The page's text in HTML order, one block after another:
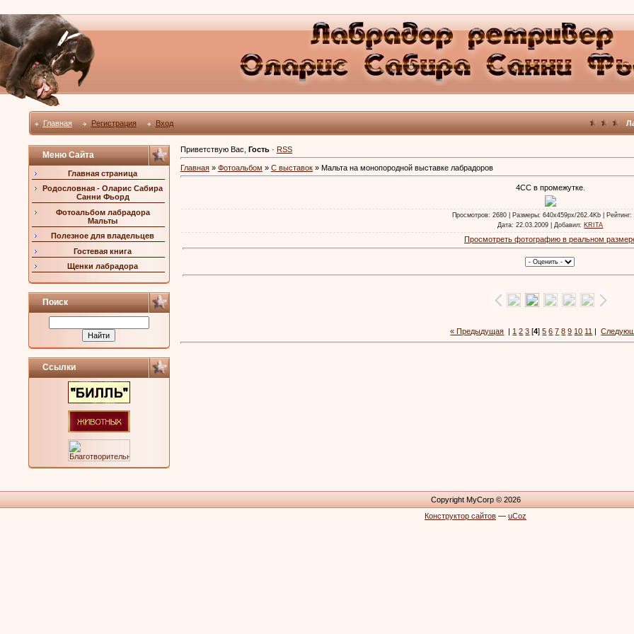
Главная Регистрация Вход
Меню Сайта
Главная страница
Родословная - Оларис Сабира
Санни Фьорд
Фотоальбом лабрадора
Мальты
Полезное для владельцев
Гостевая книга
Щенки лабрадора
Поиск
Ссылки
Приветствую Вас Гость· RSS
Главная» Фотоальбом » С выставок» Мальта на монопородной выставке лабрадоров
4СС в промежутке.
Просмотров: 2680 | Размеры: 640x459px/262.4Kb | Рейтинг:
Дата: 22.03.2009 |Добавил: KRITA
Просмотреть фотографию в реальном
« Предыдущая 1 2 3 [4]5 6 7 8 9 10 11 |
Copyright MyCorp © 2026
Конструктор сайтов — uCoz